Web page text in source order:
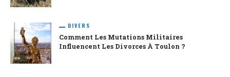
DIVERS
Comment Les Mutations Militaires
Influencent Les Divorces À Toulon ?